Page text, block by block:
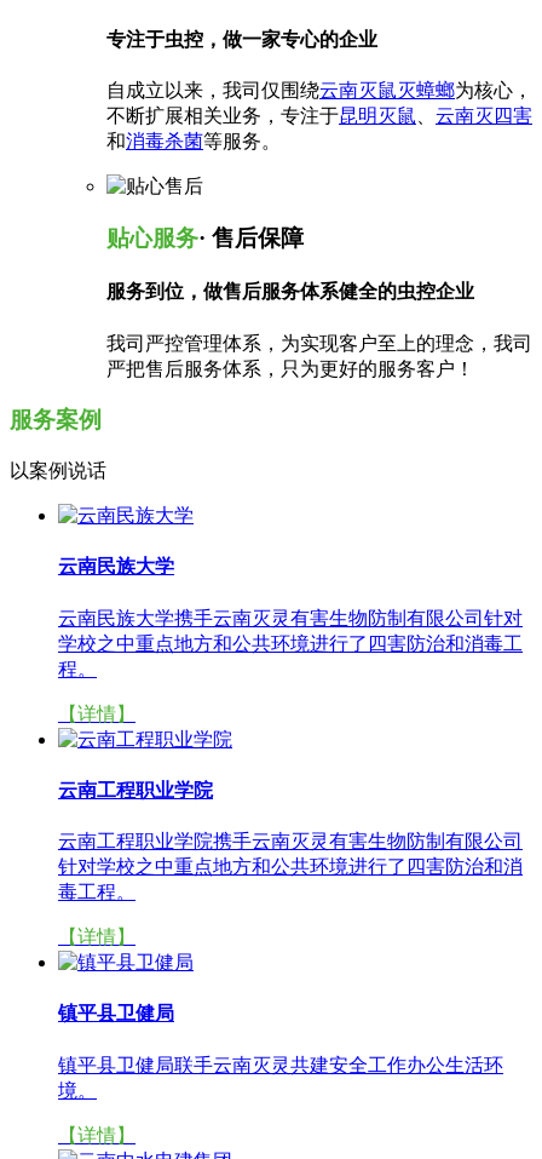
专注于虫控，做一家专心的企业
自成立以来，我司仅围绕云南灭鼠灭蟑螂为核心，
不断扩展相关业务，专注于昆明灭鼠
云南灭四害
和消毒杀菌等服务。
贴心服务· 售后保障
服务到位，做售后服务体系健全的虫控企业
我司严控管理体系，为实现客户至上的理念，我司
严把售后服务体系，只为更好的服务客户！
服务案例
以案例说话
云南民族大学
云南民族大学携手云南灭灵有害生物防制有限公司针对
学校之中重点地方和公共环境进行了四害防治和消毒工
程。
【详情】
云南工程职业学院
云南工程职业学院携手云南灭灵有害生物防制有限公司
针对学校之中重点地方和公共环境进行了四害防治和消
毒工程。
【详情】
镇平县卫健局
镇平县卫健局联手云南灭灵共建安全工作办公生活环
境。
【详情】